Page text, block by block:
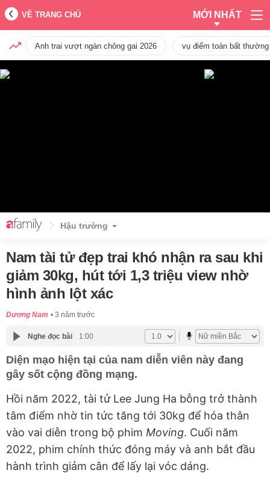
VỀ TRANG CHỦ MỚI NHẤT
Anh trai vượt ngàn chông gai 2026 vụ điểm toán bất
Hậu trường
Nam tài tử đẹp trai khó nhận ra sau khi
giảm 30kg, hút tới 1,3 triệu view nhờ
hình ảnh lột xác
Dương Nam 3 năm trước
Nghe đọc bài 1:00
Diện mạo hiện tại của nam diễn viên này đang
gây sốt cộng đồng mạng.
Hồi năm 2022, tài tử Lee Jung Ha bỗng trở thành
tâm điểm nhờ tin tức tăng tới 30kg để hóa thân
vào vai diễn trong bộ phim Moving. Cuối năm
2022, phim chính thức đóng máy và anh bắt đầu
hành trình giảm cân để lấy lại vóc dáng.